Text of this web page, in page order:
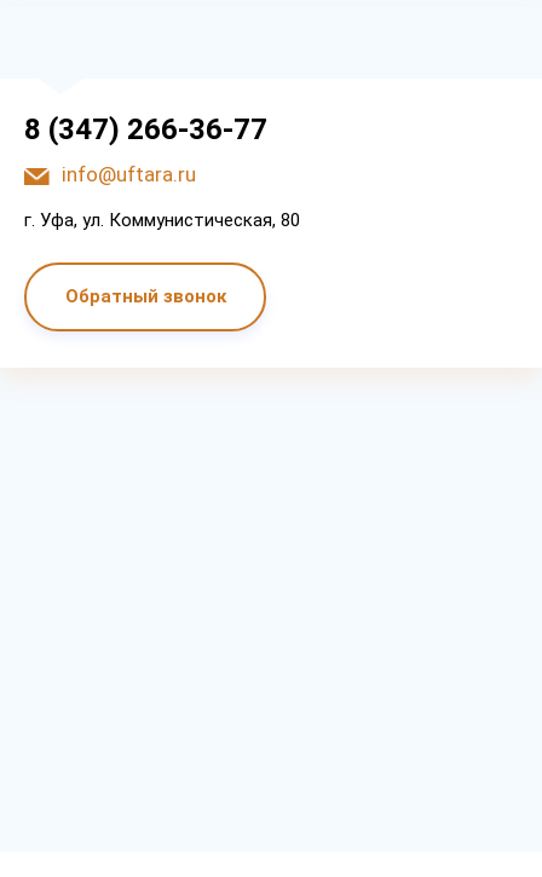
8 (347) 266-36-77
info@uftara.ru
г. Уфа, ул. Коммунистическая, 80
Обратный звонок